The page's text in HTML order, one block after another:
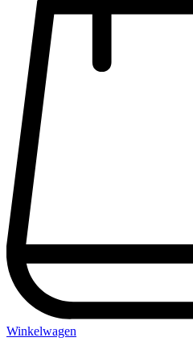
Winkelwagen